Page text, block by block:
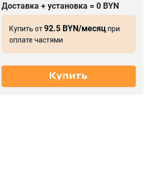
Доставка + установка = 0 BYN
Купить от92.5 BYN/месяцпри
оплате частями